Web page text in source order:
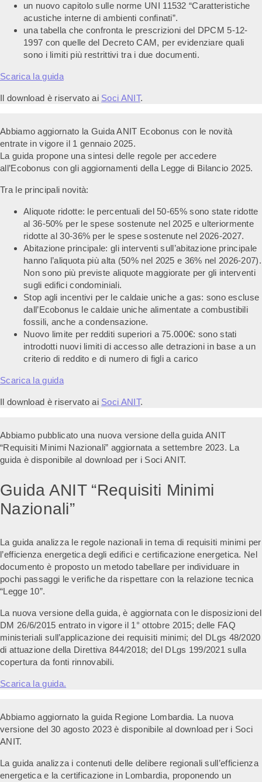
un nuovo capitolo sulle norme UNI 11532 “Caratteristiche
acustiche interne di ambienti confinati”.
una tabella che confronta le prescrizioni del DPCM 5-12-
1997 con quelle del Decreto CAM, per evidenziare quali
sono i limiti più restrittivi tra i due documenti.
Scarica la guida
Il download è riservato ai Soci ANIT.
Abbiamo aggiornato la Guida ANIT Ecobonus con le novità
entrate in vigore il 1 gennaio 2025.
La guida propone una sintesi delle regole per accedere
all’Ecobonus con gli aggiornamenti della Legge di Bilancio 2025.
Tra le principali novità:
Aliquote ridotte: le percentuali del 50-65% sono state ridotte
al 36-50% per le spese sostenute nel 2025 e ulteriormente
ridotte al 30-36% per le spese sostenute nel 2026-2027.
Abitazione principale: gli interventi sull’abitazione principale
hanno l’aliquota più alta (50% nel 2025 e 36% nel 2026-207).
Non sono più previste aliquote maggiorate per gli interventi
sugli edifici condominiali.
Stop agli incentivi per le caldaie uniche a gas: sono escluse
dall’Ecobonus le caldaie uniche alimentate a combustibili
fossili, anche a condensazione.
Nuovo limite per redditi superiori a 75.000€: sono stati
introdotti nuovi limiti di accesso alle detrazioni in base a un
criterio di reddito e di numero di figli a carico
Scarica la guida
Il download è riservato ai Soci ANIT.
Abbiamo pubblicato una nuova versione della guida ANIT
“Requisiti Minimi Nazionali” aggiornata a settembre 2023. La
guida è disponibile al download per i Soci ANIT.
Guida ANIT “Requisiti Minimi
Nazionali”
La guida analizza le regole nazionali in tema di requisiti minimi per
l’efficienza energetica degli edifici e certificazione energetica. Nel
documento è proposto un metodo tabellare per individuare in
pochi passaggi le verifiche da rispettare con la relazione tecnica
“Legge 10”.
La nuova versione della guida, è aggiornata con le disposizioni del
DM 26/6/2015 entrato in vigore il 1° ottobre 2015; delle FAQ
ministeriali sull’applicazione dei requisiti minimi; del DLgs 48/2020
di attuazione della Direttiva 844/2018; del DLgs 199/2021 sulla
copertura da fonti rinnovabili.
Scarica la guida.
Abbiamo aggiornato la guida Regione Lombardia. La nuova
versione del 30 agosto 2023 è disponibile al download per i Soci
ANIT.
La guida analizza i contenuti delle delibere regionali sull’efficienza
energetica e la certificazione in Lombardia, proponendo un